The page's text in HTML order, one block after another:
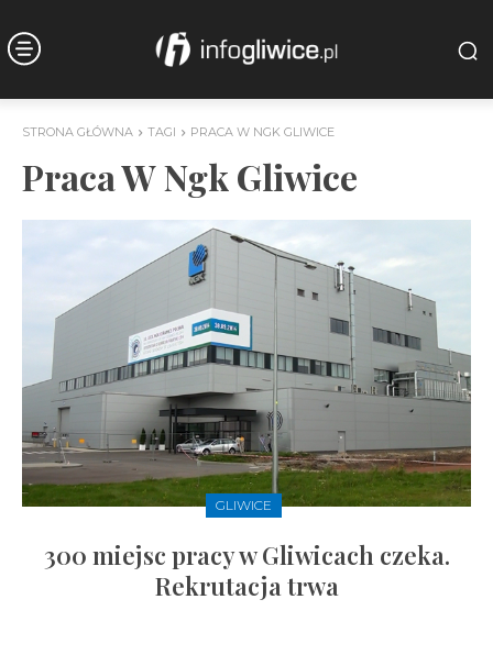
STRONA GŁÓWNA TAGI PRACA W NGK GLIWICE
Praca W Ngk Gliwice
GLIWICE
300 miejsc pracy w Gliwicach czeka.
Rekrutacja trwa